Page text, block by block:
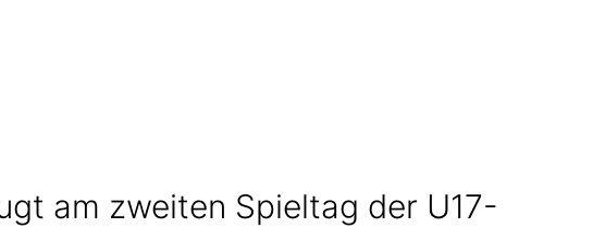
am zweiten Spieltag der U17-